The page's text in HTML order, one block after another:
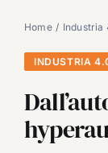
SPECIAL PAPER
TAVOLE
CARRIERE
VIDEO
Home Industria
INDUSTRIA